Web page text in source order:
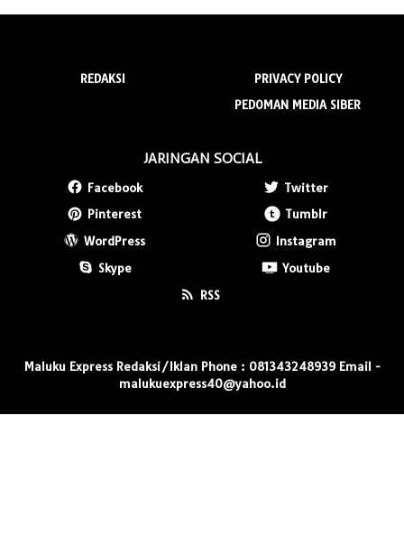
REDAKSI
PRIVACY POLICY
PEDOMAN MEDIA SIBER
JARINGAN SOCIAL
Facebook
Twitter
Pinterest
Tumblr
WordPress
Instagram
Skype
Youtube
RSS
Maluku Express Redaksi/Iklan Phone : 081343248939 Email -
malukuexpress40@yahoo.id